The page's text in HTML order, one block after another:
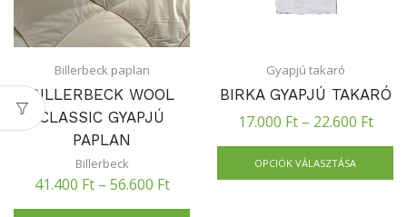
Billerbeck paplan
BILLERBECK WOOL
CLASSIC GYAPJÚ
PAPLAN
Billerbeck
41.400 Ft– 56.600 Ft
Gyapjú takaró
BIRKA GYAPJÚ TAKARÓ
17.000 Ft– 22.600 Ft
OPCIÓK VÁLASZTÁSA